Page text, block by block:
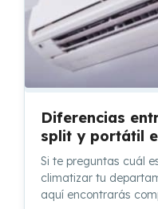
Diferencias
split y portátil
Si te preguntas cuál
climatizar tu
aquí encontrarás